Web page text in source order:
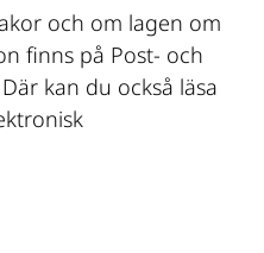
och om lagen om
finns på Post- och
kan du också läsa
webbplats, öppnas i